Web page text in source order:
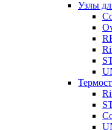
Узлы